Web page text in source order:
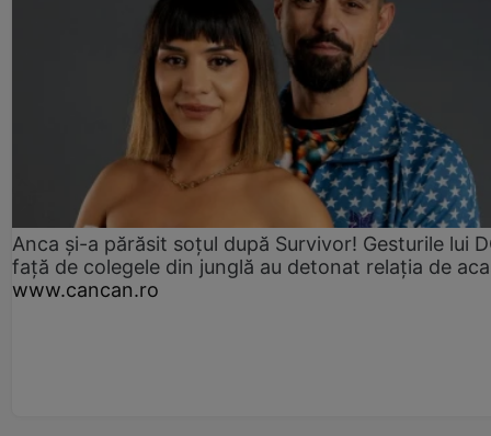
Anca și-a părăsit soțul după Survivor! Gesturile lui
față de colegele din junglă au detonat relația de
www.cancan.ro